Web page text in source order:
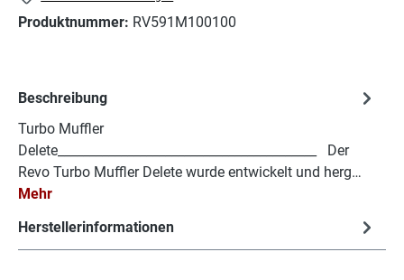
Produktnummer: RV591M100100
Beschreibung
Turbo Muffler
Delete_________________________________________ Der
Revo Turbo Muffler Delete wurde entwickelt und herg…
Mehr
Herstellerinformationen